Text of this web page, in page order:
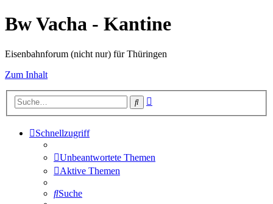
Bw Vacha - Kantine
Eisenbahnforum (nicht nur) für Thüringen
Zum Inhalt
Suche
Schnellzugriff
Unbeantwortete Themen
Aktive Themen
Suche